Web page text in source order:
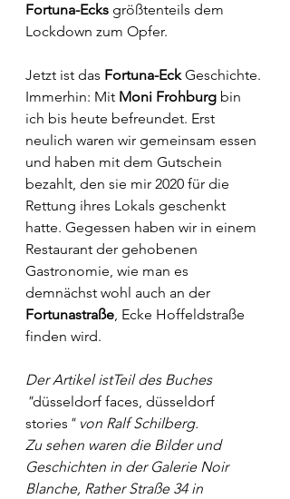
Fortuna-Ecks größtenteils dem
Lockdown zum Opfer.
Jetzt ist das Fortuna-Eck Geschichte.
Immerhin: Mit Moni Frohburg bin
ich bis heute befreundet. Erst
neulich waren wir gemeinsam essen
und haben mit dem Gutschein
bezahlt, den sie mir 2020 für die
Rettung ihres Lokals geschenkt
hatte. Gegessen haben wir in einem
Restaurant der gehobenen
Gastronomie, wie man es
demnächst wohl auch an der
Fortunastraße, Ecke Hoffeldstraße
finden wird.
Der Artikel istTeil des Buches
"düsseldorf faces, düsseldorf
stories " von Ralf Schilberg.
Zu sehen waren die Bilder und
Geschichten in der Galerie Noir
Blanche, Rather Straße 34 in